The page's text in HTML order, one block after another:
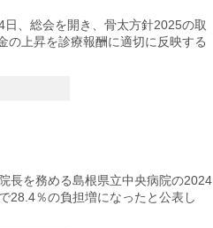
、総会を開き、骨太方針2025の取
の上昇を診療報酬に適切に反映する
長を務める島根県立中央病院の2024
28.4％の負担増になったと公表し